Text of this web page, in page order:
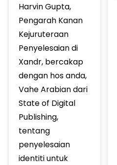
Harvin Gupta,
Pengarah Kanan
Kejuruteraan
Penyelesaian di
Xandr, bercakap
dengan hos anda,
Vahe Arabian dari
State of Digital
Publishing,
tentang
penyelesaian
identiti untuk